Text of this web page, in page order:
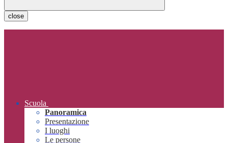
close
Scuola
Panoramica
Presentazione
I luoghi
Le persone